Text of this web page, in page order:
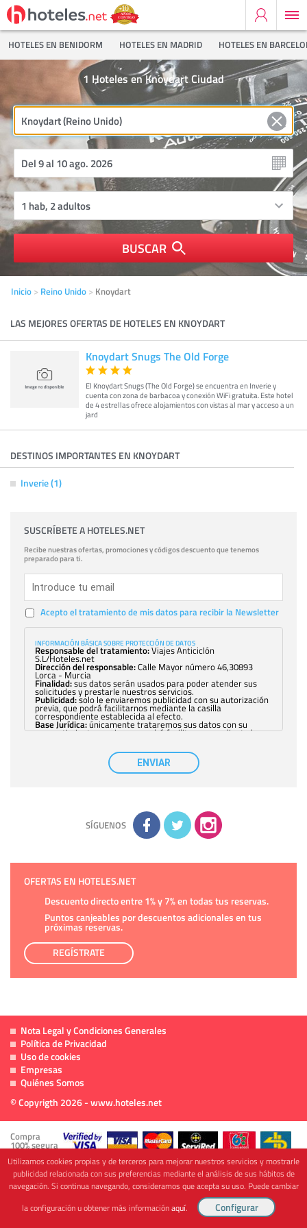
HOTELES EN BENIDORM HOTELES EN MADRID HOTELES EN
Hoteles en Knoydart Ciudad
1
BUSCAR
Inicio Reino Unido Knoydart
LAS MEJORES OFERTAS DE HOTELES EN KNOYDART
Knoydart Snugs The Old Forge
El Knoydart Snugs (The Old Forge) se encuentra en Inverie y
cuenta con zona de barbacoa y conexión WiFi gratuita. Este hotel
de 4 estrellas ofrece alojamientos con vistas al mar y acceso a un
jard
DESTINOS IMPORTANTES EN KNOYDART
Inverie (1)
SUSCRÍBETE A HOTELES.NET
Recibe nuestras ofertas, promociones y códigos descuento que tenemos
preparado para ti.
Acepto el tratamiento de mis datos para recibir la Newsletter
INFORMACIÓN BÁSICA SOBRE PROTECCIÓN DE DATOS
Responsable del tratamiento:Viajes Anticiclón
S.L/Hoteles.net
Dirección del responsable:Calle Mayor número 46,30893
Lorca - Murcia
Finalidad:sus datos serán usados para poder atender sus
solicitudes y prestarle nuestros servicios.
Publicidad:solo le enviaremos publicidad con su autorización
previa, que podrá facilitarnos mediante la casilla
correspondiente establecida al efecto.
Base Jurídica:únicamente trataremos sus datos con su
consentimiento previo, que podrá facilitarnos mediante la
con carácter general, sólo el personal de
nuestra entidad que esté debidamente autorizado podrá
tener conocimiento de la información que le pedimos. No se
comunicarán datos a terceros.
adicional y detallada sobre cómo tratamos sus datos en la
política de privacidad
ENVIAR
SÍGUENOS
OFERTAS EN HOTELES.NET
Descuento directo entre 1% y 7% en todas tus reservas.
Puntos canjeables por descuentos adicionales en tus
próximas reservas.
REGÍSTRATE
Nota Legal y Condiciones Generales
Política de Privacidad
Uso de cookies
Empresas
Quiénes Somos
© Copyrigth 2026 - www.hoteles.net
Compra
100% segura
Cofinanciado por
Utilizamos cookies propias y de terceros para mejorar nuestros servicios y mostrarle
publicidad relacionada con sus preferencias mediante el análisis de sus hábitos de
navegación. Si continua navegando, consideramos que acepta su uso. Puede cambiar
la configuración u obtener más informaciónaquí.